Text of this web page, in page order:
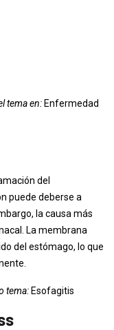
tema en: Enfermedad
del
puede deberse a
la causa más
La membrana
del estómago, lo que
tema: Esofagitis